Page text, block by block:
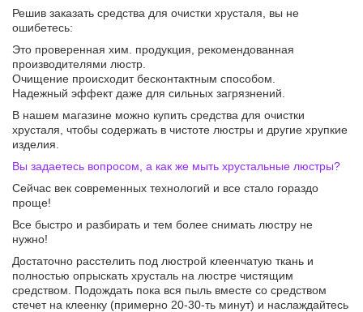
Решив заказать средства для очистки хрусталя, вы не
ошибетесь:
Это проверенная хим. продукция, рекомендованная
производителями люстр.
Очищение происходит бесконтактным способом.
Надежный эффект даже для сильных загрязнений.
В нашем магазине можно купить средства для очистки
хрусталя, чтобы содержать в чистоте люстры и другие хрупкие
изделия.
Вы задаетесь вопросом, а как же мыть хрустальные люстры?
Сейчас век современных технологий и все стало гораздо
проще!
Все быстро и разбирать и тем более снимать люстру не
нужно!
Достаточно расстелить под люстрой клеенчатую ткань и
полностью опрыскать хрусталь на люстре чистящим
средством. Подождать пока вся пыль вместе со средством
стечет на клеенку (примерно 20-30-ть минут) и наслаждайтесь